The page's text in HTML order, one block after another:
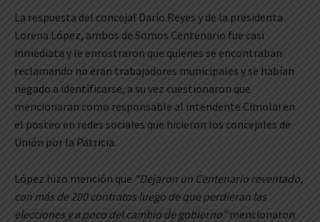
La respuesta del concejal Darío Reyes y de la presidenta
Lorena López, ambos de Somos Centenario fue casi
inmediata y le enrostraron que quienes se encontraban
reclamando no eran trabajadores municipales y se habían
negado a identificarse, a su vez cuestionaron que
mencionaran como responsable al intendente Cimolai en
el posteo en redes sociales que hicieron los concejales de
Unión por la Patricia.
López hizo mención que “Dejaron un Centenario reventado,
con más de 200 contratos luego de que perdieran las
elecciones y a poco del cambio de gobierno”mencionaron